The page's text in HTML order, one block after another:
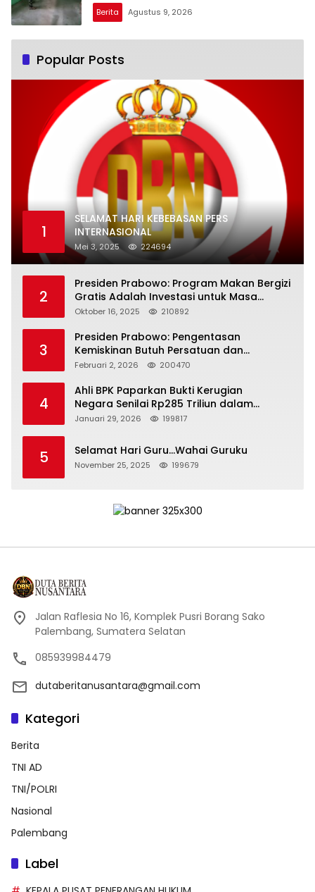
Berita Agustus 9, 2026
Popular Posts
1
SELAMAT HARI KEBEBASAN PERS
INTERNASIONAL
Mei 3, 2025 224694
2
Presiden Prabowo: Program Makan Bergizi
Gratis Adalah Investasi untuk Masa
Depan Bangsa
Oktober 16, 2025 210892
3
Presiden Prabowo: Pengentasan
Kemiskinan Butuh Persatuan dan
Kepemimpinan yang Bertanggung Jawab
Februari 2, 2026 200470
4
Ahli BPK Paparkan Bukti Kerugian
Negara Senilai Rp285 Triliun dalam
Persidangan Korupsi PT Pertamina
Januari 29, 2026 199817
5 Selamat Hari Guru…Wahai Guruku
November 25, 2025 199679
Jalan Raflesia No 16, Komplek Pusri Borang Sako
Palembang, Sumatera Selatan
085939984479
dutaberitanusantara@gmail.com
Kategori
Berita
TNI AD
TNI/POLRI
Nasional
Palembang
Label